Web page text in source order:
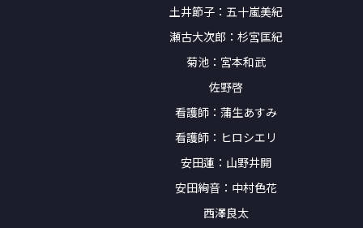
土井節子：五十嵐美紀
瀬古⼤次郎：杉宮匡紀
菊池：宮本和武
佐野啓
看護師：蒲生あすみ
看護師：ヒロシエリ
安⽥蓮：山野井開
安⽥絢⾳：中村色花
西澤良太